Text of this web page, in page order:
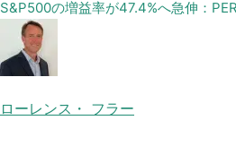
S&P500の増益率が47.4%へ急伸：
ローレンス・ フラー